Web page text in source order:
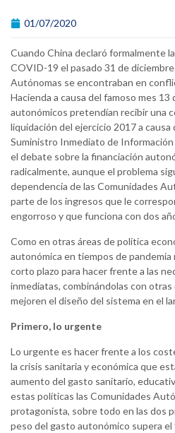
01/07/2020
Cuando China declaró formalmente
COVID-19 el pasado 31 de
Autónomas se encontraban en
Hacienda a causa del famoso mes
autonómicos pretendían recibir una
liquidación del ejercicio 2017 a
Suministro Inmediato de Información
el debate sobre la financiación
radicalmente, aunque el problema
dependencia de las Comunidades
parte de los ingresos que le
engorroso y que funciona con dos
Como en otras áreas de política
autonómica en tiempos de
corto plazo para hacer frente a las
inmediatas, combinándolas con
mejoren el diseño del sistema en el
Primero, lo urgente
Lo urgente es hacer frente a los
la crisis sanitaria y económica que
aumento del gasto sanitario,
estas políticas las Comunidades
protagonista, sobre todo en las dos
peso del gasto autonómico supera